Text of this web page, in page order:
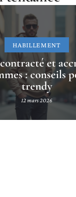
HABILLEMENT
et
: conseils
trendy
12 mars 2026